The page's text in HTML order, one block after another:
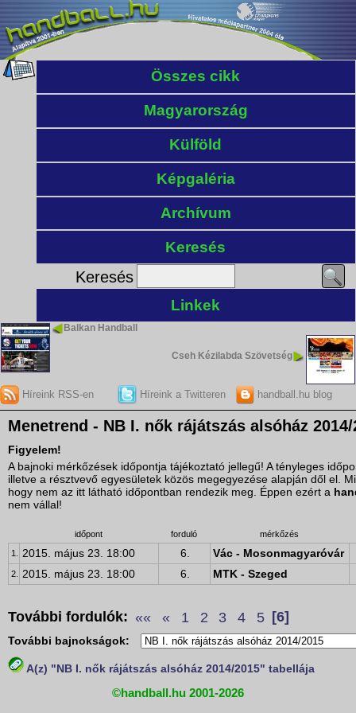
Összes cikk
Magyarország
Külföld
Képgaléria
Archívum
Keresés
Keresés
Linkek
Balkan Handball
Cseh Kézilabda Szövetség
Híreink RSS-en Híreink a Twitteren handball.hu blog
Menetrend - NB I. nők rájátszás alsóház
Figyelem!
A bajnoki mérkőzések időpontja tájékoztató jellegű! A tényleges
illetve a résztvevő egyesületek közös megegyezése alapján dől el.
hogy nem az itt látható időpontban rendezik meg. Éppen ezért a
nem vállal!
időpont forduló
mérkőzés
1.
2015. május 23. 18:00 6. Vác - Mosonmagyaróvár
2. 2015. május 23. 18:00 6. MTK - Szeged
További fordulók: «« « 1 2 3 4 5 [6]
További bajnokságok:
A(z) "NB I. nők rájátszás alsóház 2014/2015" tabellája
©handball.hu 2001-2026